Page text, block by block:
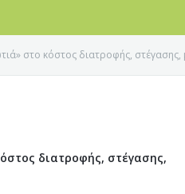
στο κόστος διατροφής,
διατροφής, στέγασης,